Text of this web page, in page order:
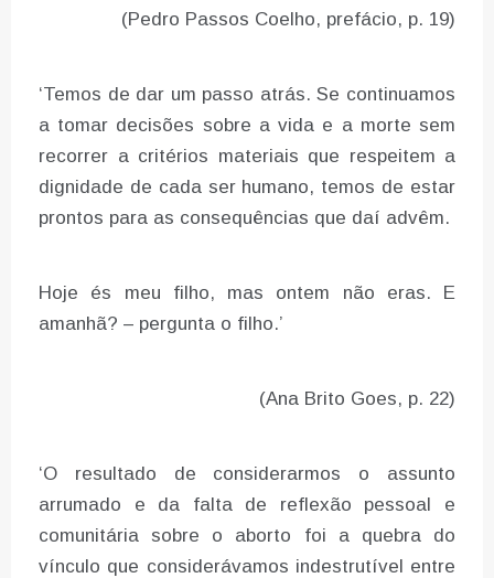
(Pedro Passos Coelho, prefácio, p. 19)
‘Temos de dar um passo atrás. Se continuamos
a tomar decisões sobre a vida e a morte sem
recorrer a critérios materiais que respeitem a
dignidade de cada ser humano, temos de estar
prontos para as consequências que daí advêm.
Hoje és meu filho, mas ontem não eras. E
amanhã? – pergunta o filho.’
(Ana Brito Goes, p. 22)
‘O resultado de considerarmos o assunto
arrumado e da falta de reflexão pessoal e
comunitária sobre o aborto foi a quebra do
vínculo que considerávamos indestrutível entre